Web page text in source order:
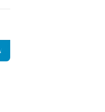
YANG MUDA, TIGA KAKEK INI